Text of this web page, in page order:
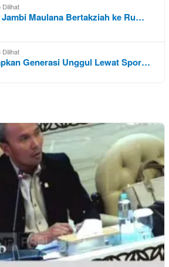
Dilihat
Maulana Bertakziah ke Ru…
Dilihat
Generasi Unggul Lewat Spor…